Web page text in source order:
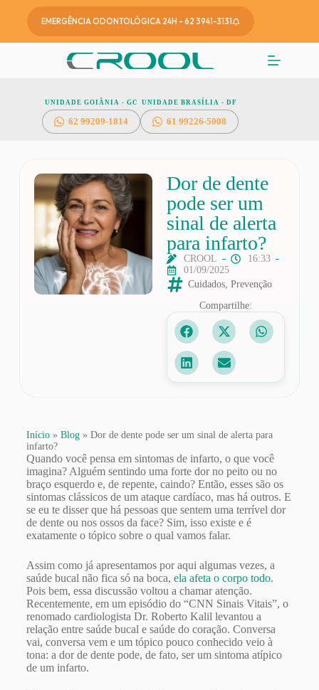
EMERGÊNCIA ODONTOLÓGICA 24H - 62 3941-3131
UNIDADE GOIÂNIA - GO
6299209-1814
UNIDADE BRASÍLIA - DF
61 99226-5008
Dor de dente
pode ser um
sinal de alerta
para infarto?
CROOL
16:33
01/09/2025
Cuidados, Prevenção
Compartilhe:
Início» Blog» Dor de dente pode ser um sinal de alerta para
infarto?
Quando você pensa em sintomas de infarto, o que você
imagina? Alguém sentindo uma forte dor no peito ou no
braço esquerdo e, de repente, caindo? Então, esses são os
sintomas clássicos de um ataque cardíaco, mas há outros. E
se eu te disser que há pessoas que sentem uma terrível dor
de dente ou nos ossos da face? Sim, isso existe e é
exatamente o tópico sobre o qual vamos falar.
Assim como já apresentamos por aqui algumas vezes, a
saúde bucal não fica só na boca, ela afeta o corpo todo.
Pois bem, essa discussão voltou a chamar atenção.
Recentemente, em um episódio do “CNN Sinais Vitais”, o
renomado cardiologista Dr. Roberto Kalil levantou a
relação entre saúde bucal e saúde do coração. Conversa
vai, conversa vem e um tópico pouco conhecido veio à
tona: a dor de dente pode, de fato, ser um sintoma atípico
de um infarto.